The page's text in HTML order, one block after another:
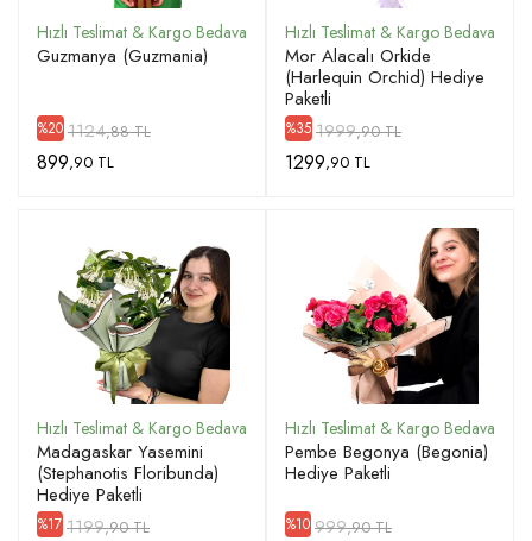
Guzmanya (Guzmania)
%20 1124,88 TL
899,90 TL
Mor Alacalı Orkide
(Harlequin Orchid) Hediye
Paketli
%35 1999,90 TL
1299,90 TL
Madagaskar Yasemini
(Stephanotis Floribunda)
Hediye Paketli
%17 1199,90 TL
Pembe Begonya (Begonia)
Hediye Paketli
%10 999,90 TL